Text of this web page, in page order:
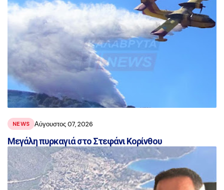
NEWS Αύγουστος 07, 2026
Μεγάλη πυρκαγιά στο Στεφάνι Κορίνθου